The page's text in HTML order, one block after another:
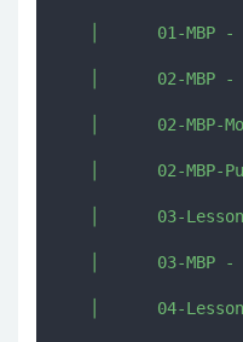
│      01-MBP -
│      02-MBP -
│      02-MBP-
│      02-MBP-
│      03-
│      03-MBP -
│      04-